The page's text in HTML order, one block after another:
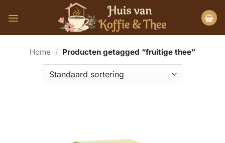
naar
Home / Producten getagged “fruitige thee”